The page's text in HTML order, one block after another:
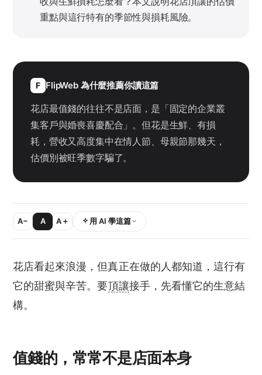
重點與這行特有的季節性與損耗風險。
F FlipWeb 為什麼推薦你讀這篇
花店最值錢的往往不是店面，是「固定的企業叢
集客戶與婚喪喜慶配合」。但花是生鮮、有損
耗，營收又高度集中在情人節、母親節那幾天，
估價別被旺季數字騙了。
A− A A＋ 用 AI 學這篇
花店看起來浪漫，但真正在做的人都知道，這行有
它的甜蜜與辛苦。要頂讓接手，先看懂它的生意結
構。
值錢的，常常不是店面本身